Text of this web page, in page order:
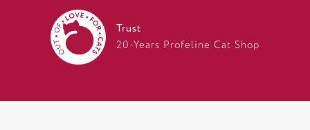
Trust
20-Years Profeline Cat Shop